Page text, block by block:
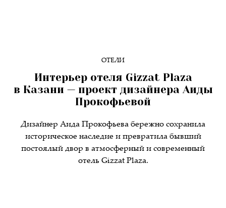
ОТЕЛИ
Интерьер отеля Gizzat Plaza
в Казани — проект дизайнера Аиды
Прокофьевой
Дизайнер Аида Прокофьева бережно сохранила
историческое наследие и превратила бывший
постоялый двор в атмосферный и современный
отель Gizzat Plaza.